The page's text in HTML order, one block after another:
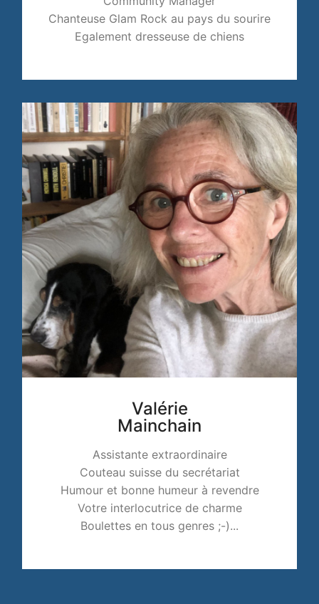
Chanteuse Glam Rock au pays du sourire
Egalement dresseuse de chiens
Valérie
Mainchain
Assistante extraordinaire
Couteau suisse du secrétariat
Humour et bonne humeur à revendre
Votre interlocutrice de charme
Boulettes en tous genres ;-)...